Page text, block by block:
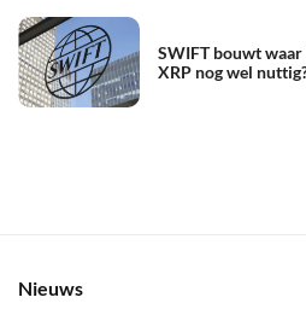
SWIFT bouwt
XRP nog wel
Nieuws